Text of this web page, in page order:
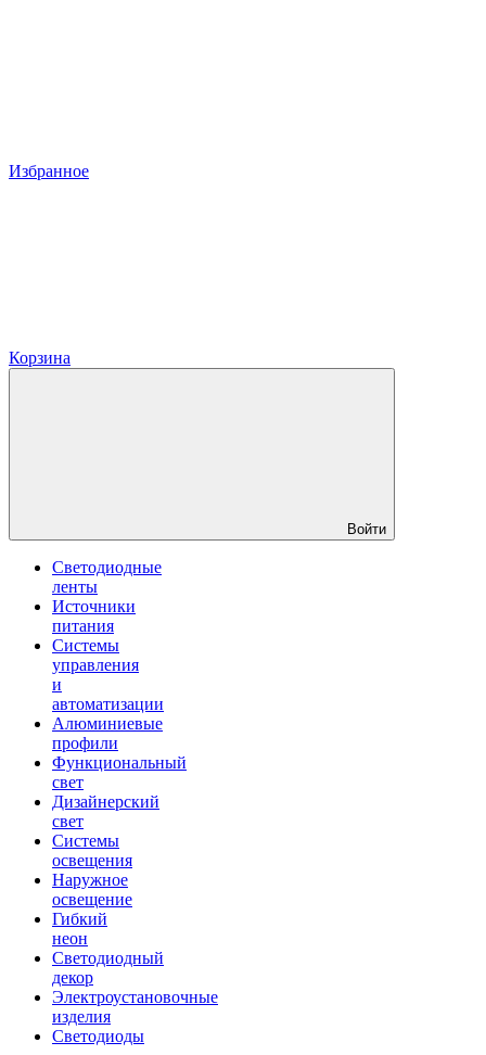
Избранное
Корзина
Войти
Светодиодные
ленты
Источники
питания
Системы
управления
и
автоматизации
Алюминиевые
профили
Функциональный
свет
Дизайнерский
свет
Системы
освещения
Наружное
освещение
Гибкий
неон
Светодиодный
декор
Электроустановочные
изделия
Светодиоды